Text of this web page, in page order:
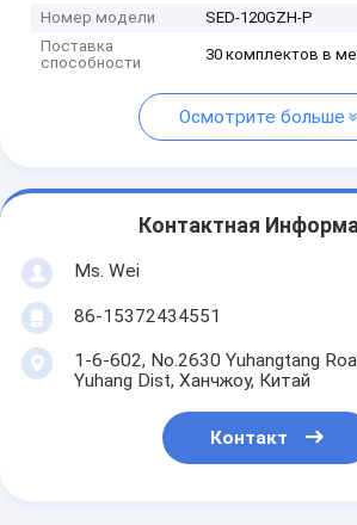
Номер модели
SED-120GZH-P
Поставка
способности
30 комплектов в
Осмотрите больше
Контактная
Ms. Wei
86-15372434551
1-6-602, No.2630 Yuhangtang
Yuhang Dist, Ханчжоу, Китай
Контакт